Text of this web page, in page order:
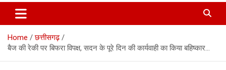
Home
छत्तीसगढ़
बैज की रेकी पर बिफरा विपक्ष, सदन के पूरे दिन की कार्यवाही का किया बहिष्कार…